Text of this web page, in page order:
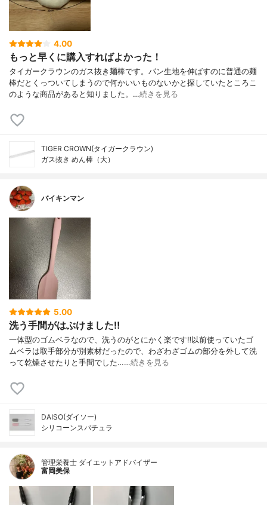
4.00
もっと早くに購入すればよかった！
タイガークラウンのガス抜き麺棒です。パン生地を伸ばすのに普通の麺
棒だとくっついてしまうので何かいいものないかと探していたところこ
のような商品があると知りました。…続きを見る
TIGER CROWN(タイガークラウン)
ガス抜き めん棒（大）
バイキンマン
5.00
洗う手間がはぶけました‼︎
一体型のゴムベラなので、洗うのがとにかく楽です‼︎以前使っていたゴ
ムベラは取手部分が別素材だったので、わざわざゴムの部分を外して洗
って乾燥させたりと手間でした……続きを見る
DAISO(ダイソー)
シリコーンスパチュラ
管理栄養士 ダイエットアドバイザー
富岡美保